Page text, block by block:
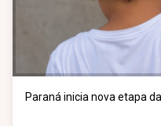
Paraná inicia nova etapa